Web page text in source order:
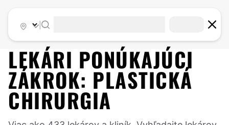
LEKÁRI PONÚKAJÚCI
ZÁKROK: PLASTICKÁ
CHIRURGIA